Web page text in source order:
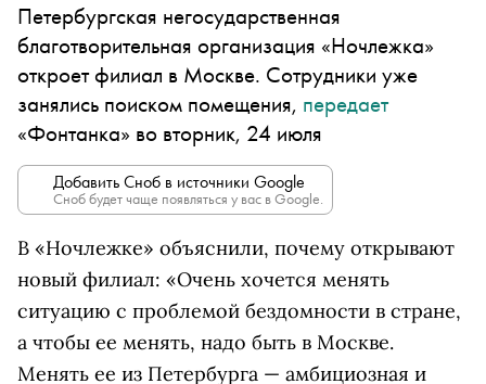
Петербургская негосударственная
благотворительная организация «Ночлежка»
откроет филиал в Москве. Сотрудники уже
занялись поиском помещения, передает
«Фонтанка» во вторник, 24 июля
Добавить Сноб в источники Google
Сноб будет чаще появляться у вас в Google.
В «Ночлежке» объяснили, почему открывают
новый филиал: «Очень хочется менять
ситуацию с проблемой бездомности в стране,
а чтобы ее менять, надо быть в Москве.
Менять ее из Петербурга — амбициозная и